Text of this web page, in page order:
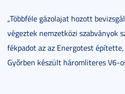
„Többféle gázolajat hozott
végeztek nemzetközi szabványok
fékpadot az az Energotest
Győrben készült háromliteres V6-